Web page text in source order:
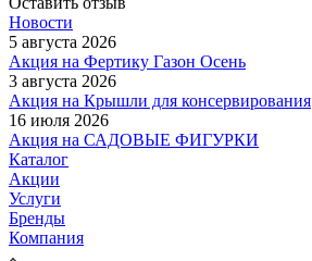
Новости
5 августа 2026
Акция на Фертику Газон Осень
3 августа 2026
Акция на Крышли для консервирования
16 июля 2026
Акция на САДОВЫЕ ФИГУРКИ
Каталог
Акции
Услуги
Бренды
Компания